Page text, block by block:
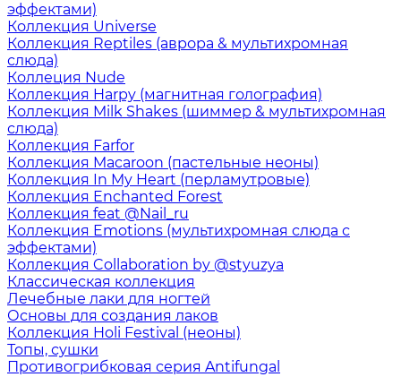
эффектами)
Коллекция Universe
Коллекция Reptiles (аврора & мультихромная
слюда)
Коллеция Nude
Коллекция Harpy (магнитная голография)
Коллекция Milk Shakes (шиммер & мультихромная
слюда)
Коллекция Farfor
Коллекция Macaroon (пастельные неоны)
Коллекция In My Heart (перламутровые)
Коллекция Enchanted Forest
Коллекция feat @Nail_ru
Коллекция Emotions (мультихромная слюда с
эффектами)
Коллекция Collaboration by @styuzya
Классическая коллекция
Лечебные лаки для ногтей
Основы для создания лаков
Коллекция Holi Festival (неоны)
Топы, сушки
Противогрибковая серия Antifungal